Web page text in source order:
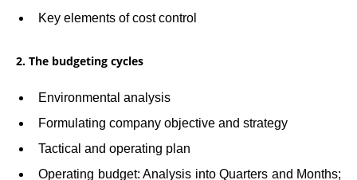
Key elements of cost control
2. The budgeting cycles
Environmental analysis
Formulating company objective and strategy
Tactical and operating plan
Operating budget: Analysis into Quarters and Months;